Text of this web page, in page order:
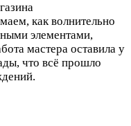
как волнительно
элементами,
мастера оставила у
что всё прошло